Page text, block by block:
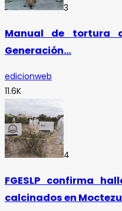
3
Manual de tortura
Generación…
edicionweb
11.6K
4
FGESLP confirma
calcinados en